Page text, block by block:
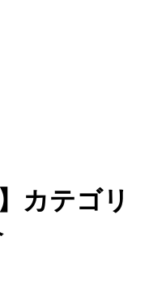
カテゴリ